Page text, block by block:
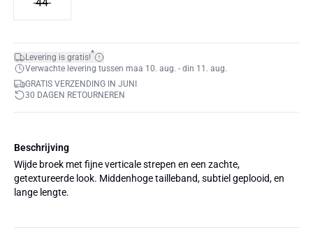
Levering is gratis!*
Verwachte levering tussen maa 10. aug. - din 11. aug.
GRATIS VERZENDING IN JUNI
30 DAGEN RETOURNEREN
Beschrijving
Wijde broek met fijne verticale strepen en een zachte,
getextureerde look. Middenhoge tailleband, subtiel geplooid, en
lange lengte.